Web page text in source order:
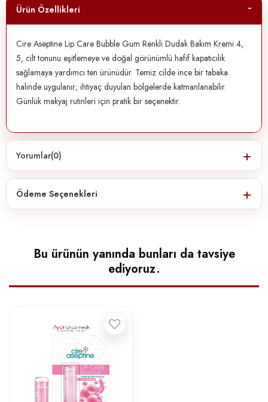
Ürün Özellikleri
Cire Aseptine Lip Care Bubble Gum Renkli Dudak Bakım Kremi 4,
5, cilt tonunu eşitlemeye ve doğal görünümlü hafif kapatıcılık
sağlamaya yardımcı ten ürünüdür. Temiz cilde ince bir tabaka
halinde uygulanır; ihtiyaç duyulan bölgelerde katmanlanabilir.
Günlük makyaj rutinleri için pratik bir seçenektir.
Yorumlar(0)
Ödeme Seçenekleri
Bu ürünün yanında bunları da tavsiye
ediyoruz.